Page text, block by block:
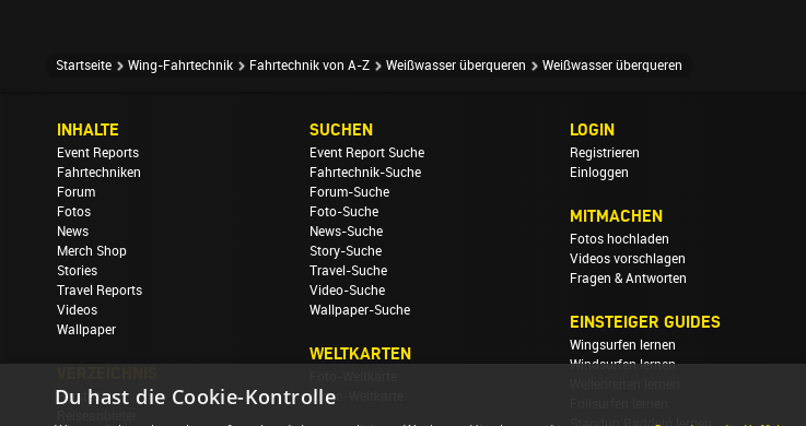
Startseite Wing-Fahrtechnik Fahrtechnik von A-Z Weißwasser überqueren Weißwasser überqueren
INHALTE
Event Reports
Fahrtechniken
Forum
Fotos
News
Merch Shop
Stories
Travel Reports
Videos
Wallpaper
Hersteller
SUCHEN
Event Report Suche
Fahrtechnik-Suche
Forum-Suche
Foto-Suche
News-Suche
Story-Suche
Travel-Suche
Video-Suche
Wallpaper-Suche
WELTKARTEN
Video-Weltkarte
LOGIN
Registrieren
Einloggen
MITMACHEN
Fotos hochladen
Videos vorschlagen
Fragen & Antworten
EINSTEIGER GUIDES
Wingsurfen lernen
Windsurfen lernen
Du hast die Cookie-Kontrolle